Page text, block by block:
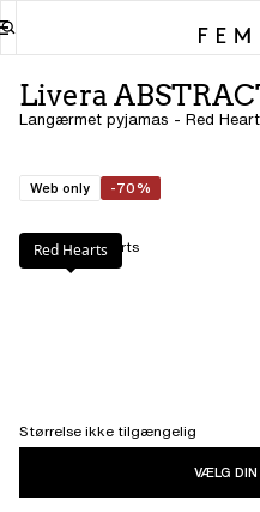
Livera
Langærmet pyjamas - Red
Web only -70%
Farve: Red Hearts
Red Hearts
Størrelse ikke tilgængelig
VÆLG